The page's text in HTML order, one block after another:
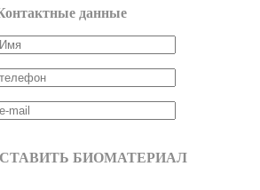
данные
БИОМАТЕРИАЛ